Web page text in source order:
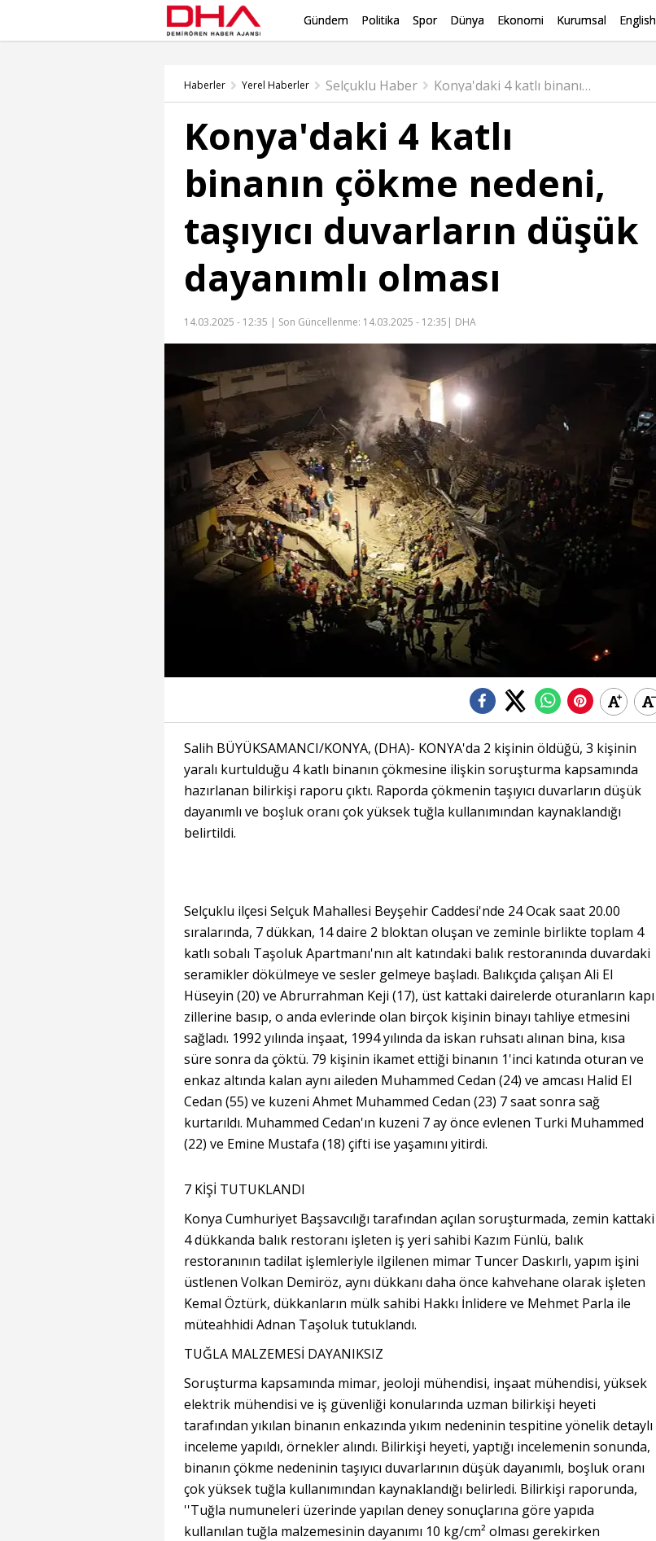
Gündem Politika Spor Dünya Ekonomi Kurumsal English
Haberler Yerel Haberler Selçuklu Haber Konya'daki 4 katlı binanın çökme nedeni, taşıyıcı duvarların düşük dayanımlı olması
Konya'daki 4 katlı
binanın çökme nedeni,
taşıyıcı duvarların düşük
dayanımlı olması
14.03.2025 - 12:35 | Son Güncellenme: 14.03.2025 - 12:35 | DHA
Salih BÜYÜKSAMANCI/KONYA, (DHA)- KONYA'da 2 kişinin öldüğü, 3 kişinin
yaralı kurtulduğu 4 katlı binanın çökmesine ilişkin soruşturma kapsamında
hazırlanan bilirkişi raporu çıktı. Raporda çökmenin taşıyıcı duvarların düşük
dayanımlı ve boşluk oranı çok yüksek tuğla kullanımından kaynaklandığı
belirtildi.
Selçuklu ilçesi Selçuk Mahallesi Beyşehir Caddesi'nde 24 Ocak saat 20.00
sıralarında, 7 dükkan, 14 daire 2 bloktan oluşan ve zeminle birlikte toplam 4
katlı sobalı Taşoluk Apartmanı'nın alt katındaki balık restoranında duvardaki
seramikler dökülmeye ve sesler gelmeye başladı. Balıkçıda çalışan Ali El
Hüseyin (20) ve Abrurrahman Keji (17), üst kattaki dairelerde oturanların kapı
zillerine basıp, o anda evlerinde olan birçok kişinin binayı tahliye etmesini
sağladı. 1992 yılında inşaat, 1994 yılında da iskan ruhsatı alınan bina, kısa
süre sonra da çöktü. 79 kişinin ikamet ettiği binanın 1'inci katında oturan ve
enkaz altında kalan aynı aileden Muhammed Cedan (24) ve amcası Halid El
Cedan (55) ve kuzeni Ahmet Muhammed Cedan (23) 7 saat sonra sağ
kurtarıldı. Muhammed Cedan'ın kuzeni 7 ay önce evlenen Turki Muhammed
(22) ve Emine Mustafa (18) çifti ise yaşamını yitirdi.
7 KİŞİ TUTUKLANDI
Konya Cumhuriyet Başsavcılığı tarafından açılan soruşturmada, zemin kattaki
4 dükkanda balık restoranı işleten iş yeri sahibi Kazım Fünlü, balık
restoranının tadilat işlemleriyle ilgilenen mimar Tuncer Daskırlı, yapım işini
üstlenen Volkan Demiröz, aynı dükkanı daha önce kahvehane olarak işleten
Kemal Öztürk, dükkanların mülk sahibi Hakkı İnlidere ve Mehmet Parla ile
müteahhidi Adnan Taşoluk tutuklandı.
TUĞLA MALZEMESİ DAYANIKSIZ
Soruşturma kapsamında mimar, jeoloji mühendisi, inşaat mühendisi, yüksek
elektrik mühendisi ve iş güvenliği konularında uzman bilirkişi heyeti
tarafından yıkılan binanın enkazında yıkım nedeninin tespitine yönelik detaylı
inceleme yapıldı, örnekler alındı. Bilirkişi heyeti, yaptığı incelemenin sonunda,
binanın çökme nedeninin taşıyıcı duvarlarının düşük dayanımlı, boşluk oranı
çok yüksek tuğla kullanımından kaynaklandığı belirledi. Bilirkişi raporunda,
''Tuğla numuneleri üzerinde yapılan deney sonuçlarına göre yapıda
kullanılan tuğla malzemesinin dayanımı 10 kg/cm² olması gerekirken